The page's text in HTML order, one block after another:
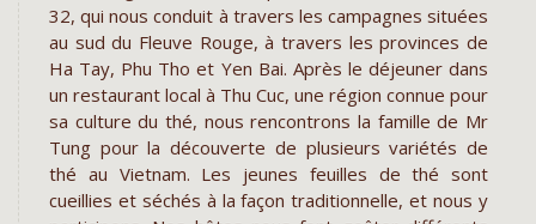
32, qui nous conduit à travers les campagnes situées
au sud du Fleuve Rouge, à travers les provinces de
Ha Tay, Phu Tho et Yen Bai. Après le déjeuner dans
un restaurant local à Thu Cuc, une région connue pour
sa culture du thé, nous rencontrons la famille de Mr
Tung pour la découverte de plusieurs variétés de
thé au Vietnam. Les jeunes feuilles de thé sont
cueillies et séchés à la façon traditionnelle, et nous y